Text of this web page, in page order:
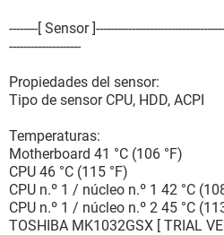
--------[ Sensor
--------------------
Propiedades del sensor:
Tipo de sensor CPU, HDD, ACPI
Temperaturas:
Motherboard 41 °C (106 °F)
CPU 46 °C (115 °F)
CPU n.º 1 / núcleo n.º 1 42 °C
CPU n.º 1 / núcleo n.º 2 45 °C
TOSHIBA MK1032GSX [ TRIAL